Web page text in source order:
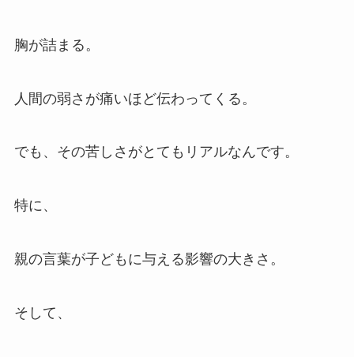
胸が詰まる。
人間の弱さが痛いほど伝わってくる。
でも、その苦しさがとてもリアルなんです。
特に、
親の言葉が子どもに与える影響の大きさ。
そして、